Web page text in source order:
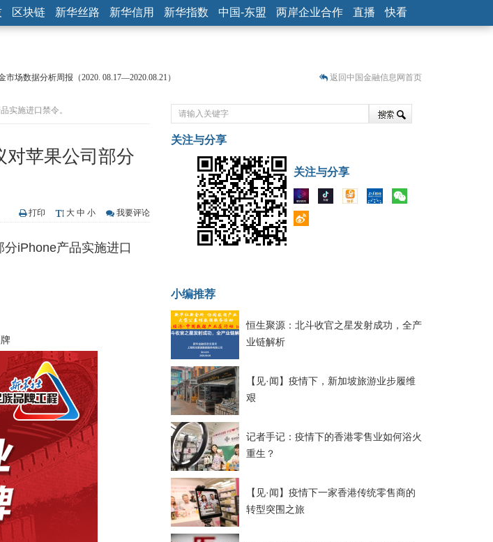
区块链 新华丝路 新华信用 新华指数 中国-东盟 两岸企业合作 直播 快看
市场数据分析周报（2020. 08.17—2020.08.21）
香港零售业如何浴火重生？
市场数据分析周报（2020. 07.27—2020.07.31）
业存单、结构性存款玩起“跷跷板” 结构性失衡藏
逾3% 沪银及两粕涨势喜人
之星发射成功，全产业链解析
返回中国金融信息网首页
实施进口禁令。
对苹果公司部分
打印 大 中 小 我要评论
iPhone产品实施进口
关注与分享
关注与分享
小编推荐
恒生聚源：北斗收官之星发射成功，全产
业链解析
【见·闻】疫情下，新加坡旅游业步履维
艰
记者手记：疫情下的香港零售业如何浴火
重生？
【见·闻】疫情下一家香港传统零售商的
转型突围之旅